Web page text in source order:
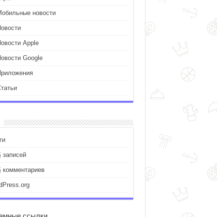
новости
Apple
Google
записей
комментариев